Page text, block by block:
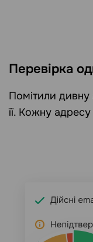
Перевірка
Помітили
її. Кожну